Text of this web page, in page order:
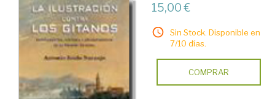
15,00 €
Sin Stock. Disponible en
7/10 días.
COMPRAR